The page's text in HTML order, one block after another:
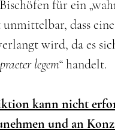
für ein
dass
wird, da es
praeter legem“ handelt.
kann nicht
und an